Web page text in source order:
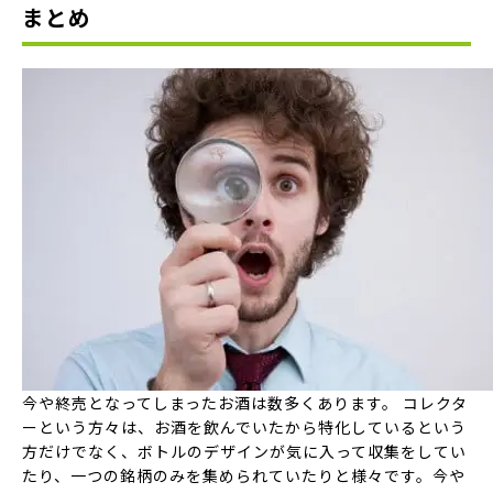
まとめ
今や終売となってしまったお酒は数多くあります。 コレクタ
ーという方々は、お酒を飲んでいたから特化しているという
方だけでなく、ボトルのデザインが気に入って収集をしてい
たり、一つの銘柄のみを集められていたりと様々です。今や